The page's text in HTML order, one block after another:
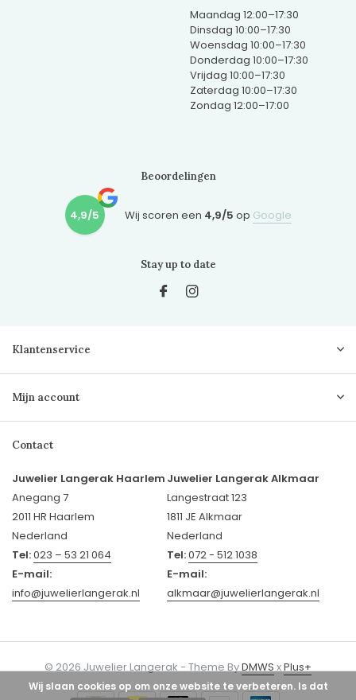
Maandag 12:00–17:30
Dinsdag 10:00–17:30
Woensdag 10:00–17:30
Donderdag 10:00–17:30
Vrijdag 10:00–17:30
Zaterdag 10:00–17:30
Zondag 12:00–17:00
Beoordelingen
4,9/5 Wij scoren een 4,9/5 op Google
Stay up to date
Klantenservice
Mijn account
Contact
Juwelier Langerak Haarlem
Anegang 7
2011 HR Haarlem
Nederland
Tel:023 – 53 21 064
E-mail:
info@juwelierlangerak.nl
Juwelier Langerak Alkmaar
Langestraat 123
1811 JE Alkmaar
Nederland
Tel:072 - 512 1038
E-mail:
alkmaar@juwelierlangerak.nl
© 2026 Juwelier Langerak - Theme ByDMWSxPlus+
Wij slaan cookies op om onze website te verbeteren. Is dat